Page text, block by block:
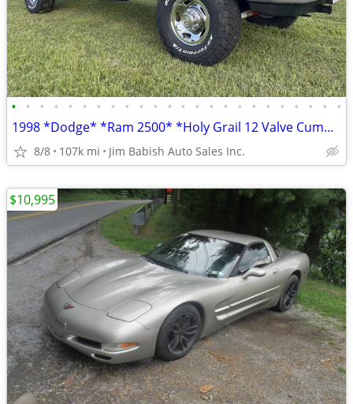
• • • • • • • • • • • • • • • • • • • • • • • •
1998 *Dodge* *Ram 2500* *Holy Grail 12 Valve Cummins Di
8/8 107k mi Jim Babish Auto Sales Inc.
$10,995